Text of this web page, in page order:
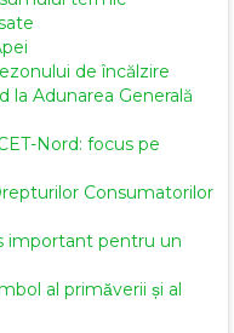
de încălzire
la Adunarea Generală
Nord: focus pe
Consumatorilor
important pentru un
al primăverii și al